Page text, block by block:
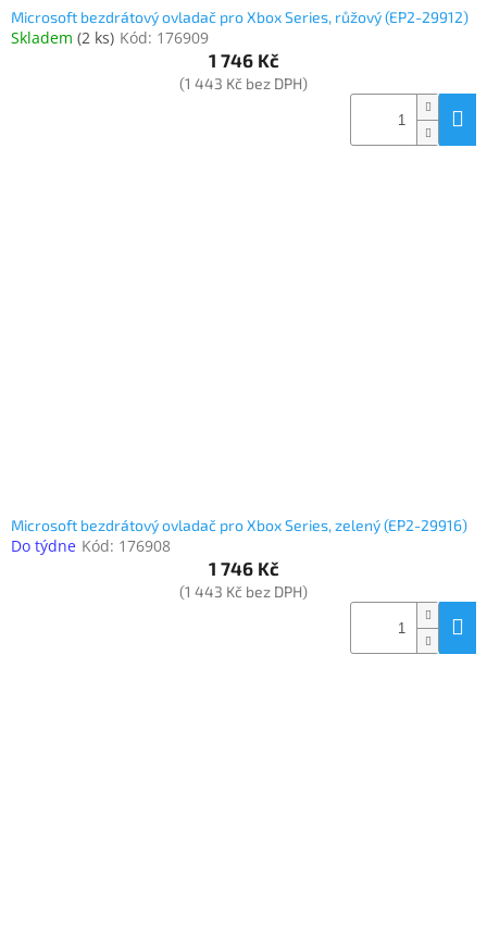
Microsoft bezdrátový ovladač pro Xbox Series, růžový (EP2-29912)
Skladem (2 ks) Kód: 176909
1 746 Kč
(1 443 Kč bez DPH)
Microsoft bezdrátový ovladač pro Xbox Series, zelený (EP2-29916)
Do týdne Kód: 176908
1 746 Kč
(1 443 Kč bez DPH)